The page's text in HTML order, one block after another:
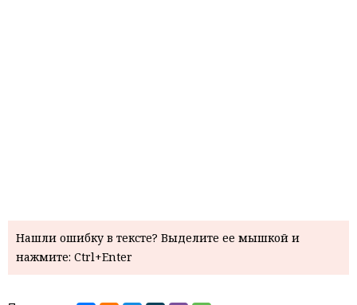
Нашли ошибку в тексте? Выделите ее мышкой и
нажмите: Ctrl+Enter